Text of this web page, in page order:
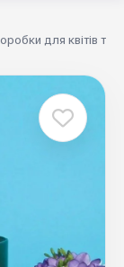
для квітів та